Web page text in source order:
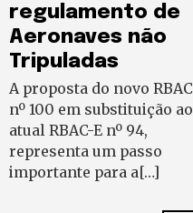
regulamento de
Aeronaves não
Tripuladas
A proposta do novo RBAC
nº 100 em substituição ao
atual RBAC-E nº 94,
representa um passo
importante para a[…]